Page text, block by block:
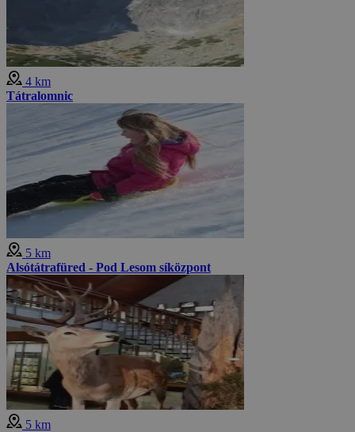
4 km
Tátralomnic
5 km
Alsótátrafüred - Pod Lesom síközpont
5 km